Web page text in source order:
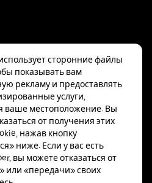
сторонние файлы
показывать вам
рекламу и предоставлять
услуги,
ваше местоположение. Вы
от получения этих
нажав кнопку
ниже. Если у вас есть
вы можете отказаться от
или «передачи» своих